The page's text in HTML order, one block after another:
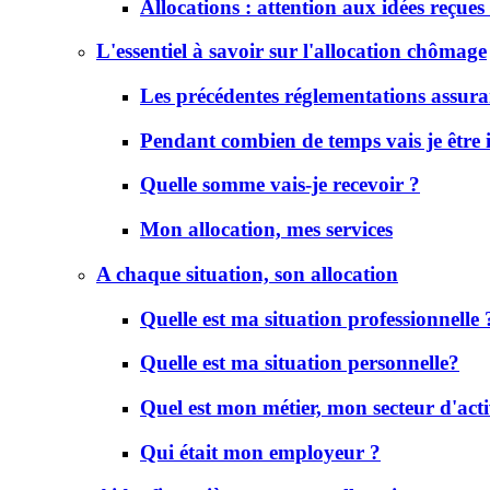
Allocations : attention aux idées reçues
L'essentiel à savoir sur l'allocation chômage
Les précédentes réglementations
Pendant combien de temps vais je être
Quelle somme vais-je recevoir ?
Mon allocation, mes services
A chaque situation, son allocation
Quelle est ma situation professionnelle
Quelle est ma situation personnelle?
Quel est mon métier, mon secteur
Qui était mon employeur ?